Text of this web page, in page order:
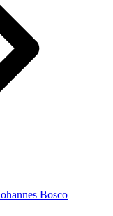
Bosco